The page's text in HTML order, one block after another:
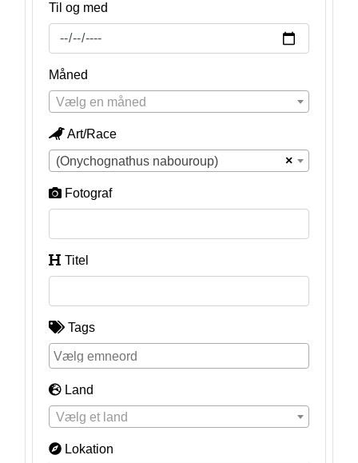
Til og med
Måned
Vælg en måned
Art/Race
×
(Onychognathus nabouroup)
Fotograf
Titel
Tags
Land
Vælg et land
Lokation